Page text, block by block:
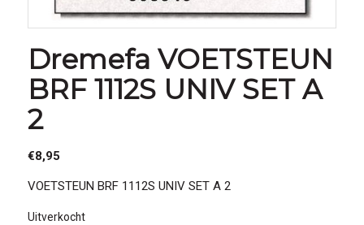
Dremefa VOETSTEUN
BRF 1112S UNIV SET A
2
€8,95
VOETSTEUN BRF 1112S UNIV SET A 2
Uitverkocht